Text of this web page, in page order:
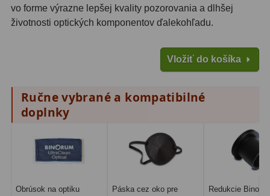
Binokulárne286
Turistika a cestovanie149
Divadelné2
vo forme výrazne lepšej kvality pozorovania a dlhšej
životnosti optických komponentov ďalekohľadu.
Vložiť do košíka
Ručne vybrané a kompatibilné
doplnky
Obrúsok na optiku
Páska cez oko pre
Redukcie